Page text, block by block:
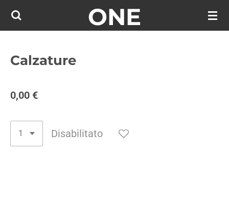
Vai
principale
ONE
Calzature
0,00 €
Disabilitato